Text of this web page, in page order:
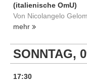
(italienische OmU)
Von Nicolangelo
mehr
SONNTAG,
17:30